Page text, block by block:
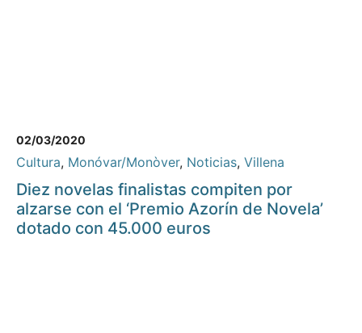
02/03/2020
Cultura, Monóvar/Monòver, Noticias, Villena
Diez novelas finalistas compiten por
alzarse con el ‘Premio Azorín de Novela’
dotado con 45.000 euros